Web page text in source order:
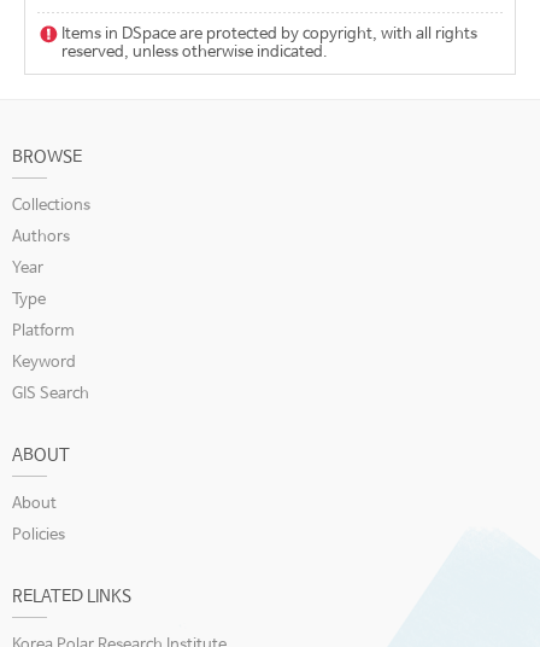
Items in DSpace are protected by copyright, with all rights
reserved, unless otherwise indicated.
BROWSE
Collections
Authors
Year
Type
Platform
Keyword
GIS Search
ABOUT
About
Policies
RELATED LINKS